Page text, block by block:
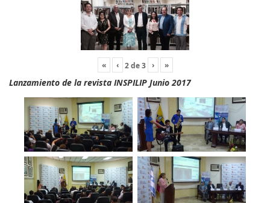
« ‹ 2de3 › »
Lanzamiento de la revista INSPILIP Junio 2017